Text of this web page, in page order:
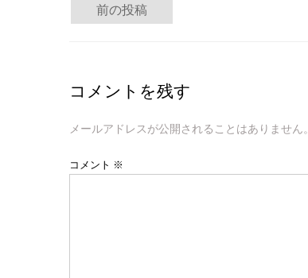
ビ
ゲ
ー
前の投稿
コメントを残す
メールアドレスが公開されることはありません。
コメント ※